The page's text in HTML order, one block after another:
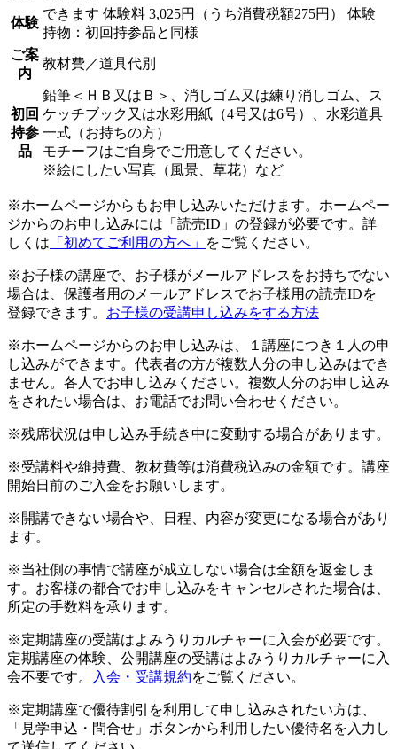
体験
できます 体験料 3,025円（うち消費税額275円） 体験
持物：初回持参品と同様
ご案
内
教材費／道具代別
初回
持参
品
鉛筆＜ＨＢ又はＢ＞、消しゴム又は練り消しゴム、ス
ケッチブック又は水彩用紙（4号又は6号）、水彩道具
一式（お持ちの方）
モチーフはご自身でご用意してください。
※絵にしたい写真（風景、草花）など
※ホームページからもお申し込みいただけます。ホームペー
ジからのお申し込みには「読売ID」の登録が必要です。詳
しくは 「初めてご利用の方へ」 をご覧ください。
※お子様の講座で、お子様がメールアドレスをお持ちでない
場合は、保護者用のメールアドレスでお子様用の読売IDを
登録できます。 お子様の受講申し込みをする方法
※ホームページからのお申し込みは、１講座につき１人の申
し込みができます。代表者の方が複数人分の申し込みはでき
ません。各人でお申し込みください。複数人分のお申し込み
をされたい場合は、お電話でお問い合わせください。
※残席状況は申し込み手続き中に変動する場合があります。
※受講料や維持費、教材費等は消費税込みの金額です。講座
開始日前のご入金をお願いします。
※開講できない場合や、日程、内容が変更になる場合があり
ます。
※当社側の事情で講座が成立しない場合は全額を返金しま
す。お客様の都合でお申し込みをキャンセルされた場合は、
所定の手数料を承ります。
※定期講座の受講はよみうりカルチャーに入会が必要です。
定期講座の体験、公開講座の受講はよみうりカルチャーに入
会不要です。
入会・受講規約をご覧ください。
※定期講座で優待割引を利用して申し込みされたい方は、
「見学申込・問合せ」ボタンから利用したい優待名を入力し